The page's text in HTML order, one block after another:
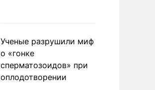
Ученые разрушили миф
о «гонке
сперматозоидов» при
оплодотворении